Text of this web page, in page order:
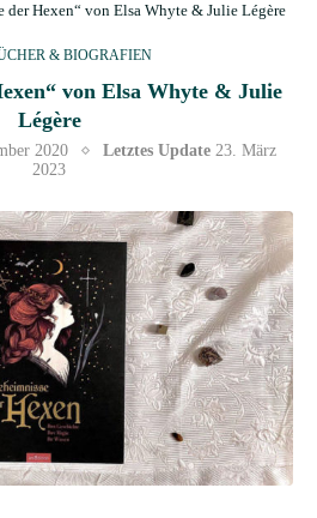
der Hexen“ von Elsa Whyte & Julie Légère
& BIOGRAFIEN
von Elsa Whyte & Julie
Légère
2020 Letztes Update 23. März
2023